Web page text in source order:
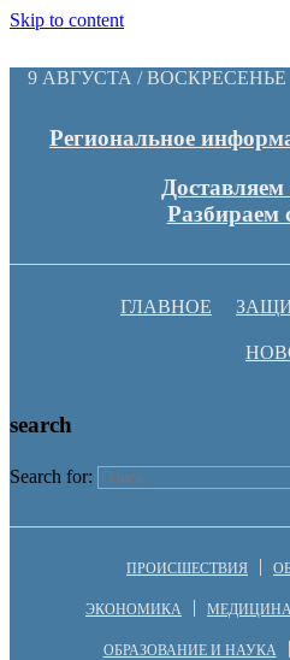
Skip to content
9 АВГУСТА / ВОСКРЕСЕНЬЕ
Региональное
Доставляем
Разбираем
ГЛАВНОЕ
search
Search for:
ПРОИСШЕСТВИЯ
ЭКОНОМИКА
ОБРАЗОВАНИЕ И НАУКА